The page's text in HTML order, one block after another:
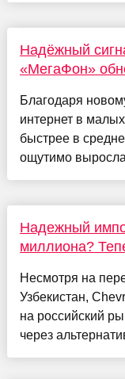
Надёжный
«МегаФон»
Благодаря
интернет в
быстрее в
ощутимо
Надежный
миллиона?
Несмотря на
Узбекистан,
на российский
через